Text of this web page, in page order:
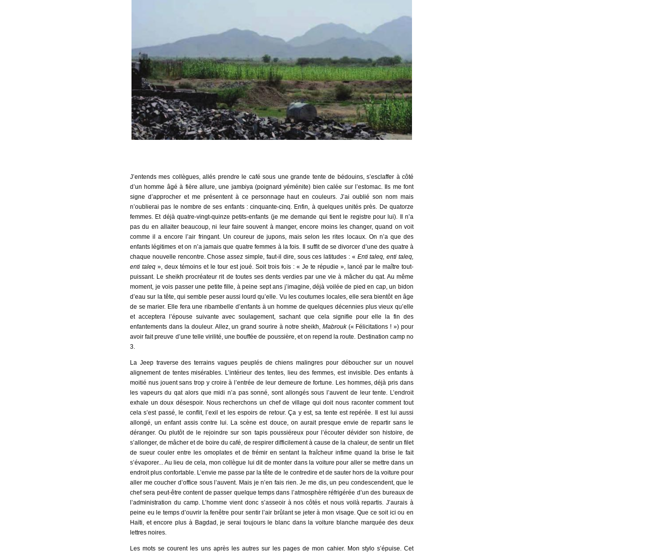
J’entends mes collègues, allés prendre le café sous une grande tente de bédouins, s’esclaffer à côté
d’un homme âgé à fière allure, une jambiya (poignard yéménite) bien calée sur l’estomac. Ils me font
signe d’approcher et me présentent à ce personnage haut en couleurs. J’ai oublié son nom mais
n’oublierai pas le nombre de ses enfants : cinquante-cinq. Enfin, à quelques unités près. De quatorze
femmes. Et déjà quatre-vingt-quinze petits-enfants (je me demande qui tient le registre pour lui). Il n’a
pas du en allaiter beaucoup, ni leur faire souvent à manger, encore moins les changer, quand on voit
comme il a encore l’air fringant. Un coureur de jupons, mais selon les rites locaux. On n’a que des
enfants légitimes et on n’a jamais que quatre femmes à la fois. Il suffit de se divorcer d’une des quatre à
chaque nouvelle rencontre. Chose assez simple, faut-il dire, sous ces latitudes : « Enti taleq, enti taleq,
enti taleq », deux témoins et le tour est joué. Soit trois fois : « Je te répudie », lancé par le maître tout-
puissant. Le sheikh procréateur rit de toutes ses dents verdies par une vie à mâcher du qat. Au même
moment, je vois passer une petite fille, à peine sept ans j’imagine, déjà voilée de pied en cap, un bidon
d’eau sur la tête, qui semble peser aussi lourd qu’elle. Vu les coutumes locales, elle sera bientôt en âge
de se marier. Elle fera une ribambelle d’enfants à un homme de quelques décennies plus vieux qu’elle
et acceptera l’épouse suivante avec soulagement, sachant que cela signifie pour elle la fin des
enfantements dans la douleur. Allez, un grand sourire à notre sheikh, Mabrouk(« Félicitations ! ») pour
avoir fait preuve d’une telle virilité, une bouffée de poussière, et on repend la route. Destination camp no
3.
La Jeep traverse des terrains vagues peuplés de chiens malingres pour déboucher sur un nouvel
alignement de tentes misérables. L’intérieur des tentes, lieu des femmes, est invisible. Des enfants à
moitié nus jouent sans trop y croire à l’entrée de leur demeure de fortune. Les hommes, déjà pris dans
les vapeurs du qat alors que midi n’a pas sonné, sont allongés sous l’auvent de leur tente. L’endroit
exhale un doux désespoir. Nous recherchons un chef de village qui doit nous raconter comment tout
cela s’est passé, le conflit, l’exil et les espoirs de retour. Ça y est, sa tente est repérée. Il est lui aussi
allongé, un enfant assis contre lui. La scène est douce, on aurait presque envie de repartir sans le
déranger. Ou plutôt de le rejoindre sur son tapis poussiéreux pour l’écouter dévider son histoire, de
s’allonger, de mâcher et de boire du café, de respirer difficilement à cause de la chaleur, de sentir un filet
de sueur couler entre les omoplates et de frémir en sentant la fraîcheur infime quand la brise le fait
s’évaporer... Au lieu de cela, mon collègue lui dit de monter dans la voiture pour aller se mettre dans un
endroit plus confortable. L’envie me passe par la tête de le contredire et de sauter hors de la voiture pour
aller me coucher d’office sous l’auvent. Mais je n’en fais rien. Je me dis, un peu condescendent, que le
chef sera peut-être content de passer quelque temps dans l’atmosphère réfrigérée d’un des bureaux de
l’administration du camp. L’homme vient donc s’asseoir à nos côtés et nous voilà repartis. J’aurais à
peine eu le temps d’ouvrir la fenêtre pour sentir l’air brûlant se jeter à mon visage. Que ce soit ici ou en
Haïti, et encore plus à Bagdad, je serai toujours le blanc dans la voiture blanche marquée des deux
lettres noires.
Les mots se courent les uns après les autres sur les pages de mon cahier. Mon stylo s’épuise. Cet